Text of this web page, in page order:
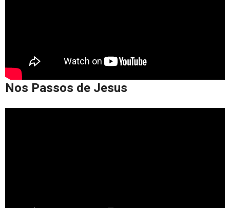
Nos Passos de Jesus